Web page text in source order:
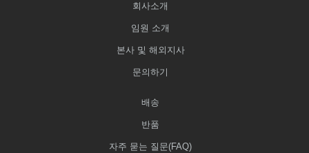
회사소개
임원 소개
본사 및 해외지사
문의하기
배송
반품
자주 묻는 질문(FAQ)